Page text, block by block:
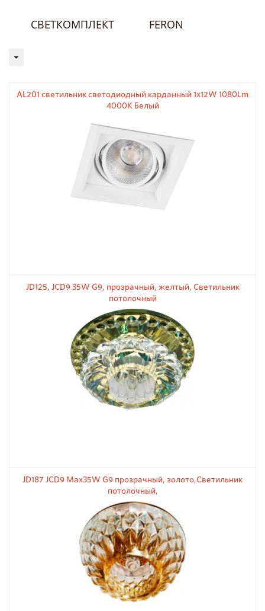
СВЕТКОМПЛЕКТ FERON
AL201 светильник светодиодный карданный 1x12W 1080Lm
4000K Белый
JD125, JCD9 35W G9, прозрачный, желтый, Светильник
потолочный
JD187 JCD9 Max35W G9 прозрачный, золото,Светильник
потолочный,